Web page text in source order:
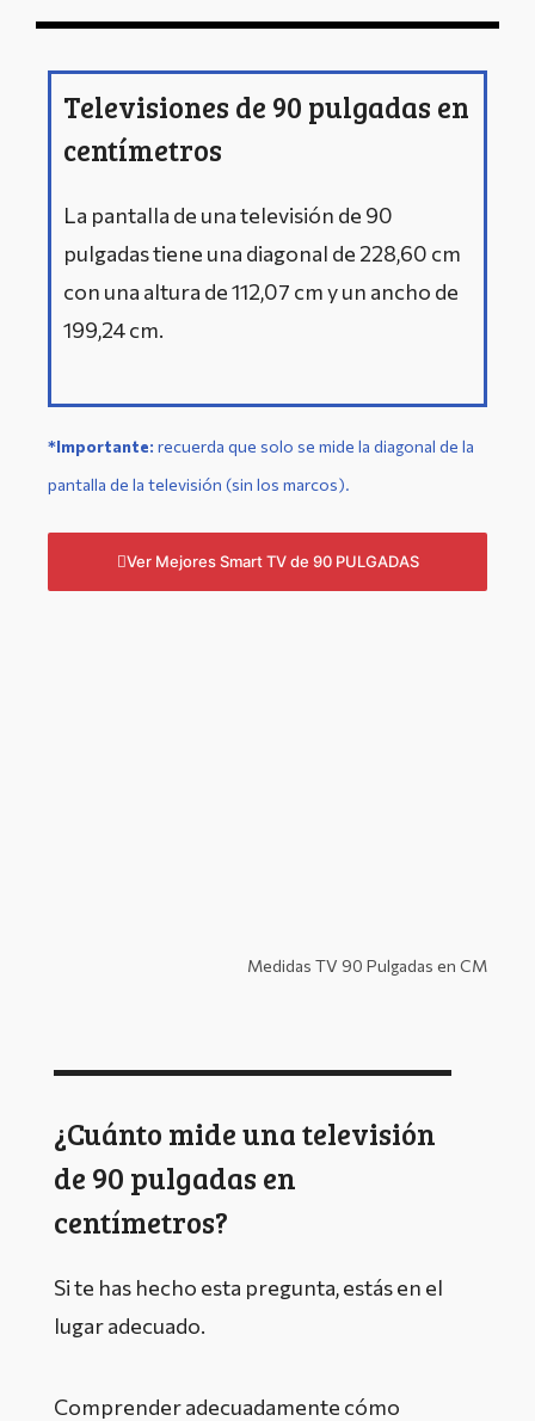
Televisiones de 90 pulgadas en
centímetros
La pantalla de una televisión de 90
pulgadas tiene una diagonal de 228,60 cm
con una altura de 112,07 cm y un ancho de
199,24 cm.
*Importante: recuerda que solo se mide la diagonal de la
pantalla de la televisión (sin los marcos).
Ver Mejores Smart TV de 90 PULGADAS
Medidas TV 90 Pulgadas en CM
¿Cuánto mide una televisión
de 90 pulgadas en
centímetros?
Si te has hecho esta pregunta, estás en el
lugar adecuado.
Comprender adecuadamente cómo